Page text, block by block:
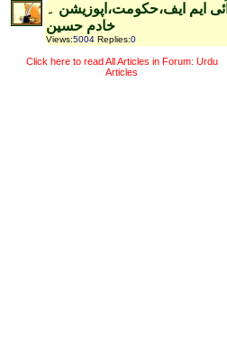
آئی ایم ایف،حکومت،اپوزیشن ۔
خادم حسین
Views:5004 Replies:0
Click here to read All Articles in Forum: Urdu
Articles